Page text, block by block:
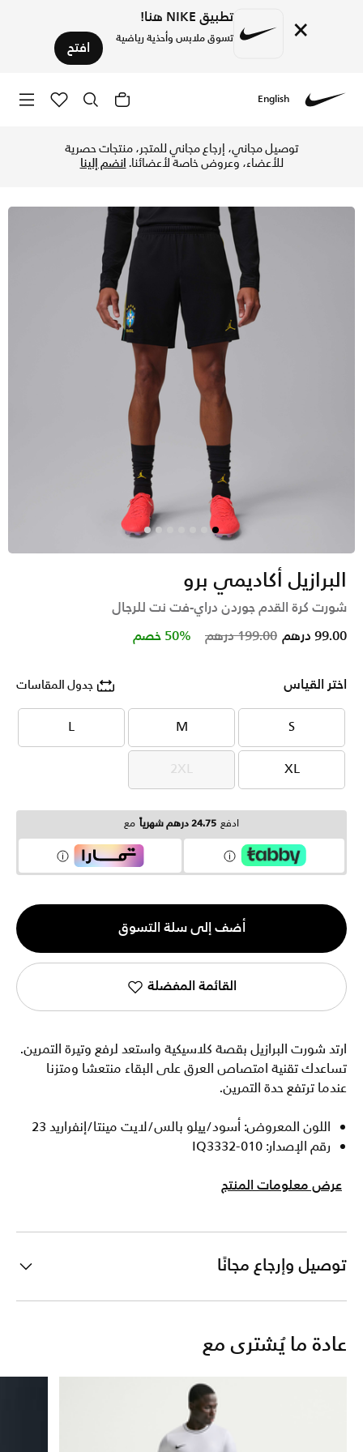
× تطبيق NIKE هنا!
تسوق ملابس وأحذية رياضية افتح
English
توصيل مجاني، إرجاع مجاني للمتجر، منتجات حصرية
للأعضاء، وعروض خاصة لأعضائنا.انضم إلينا
البرازيل أكاديمي برو
شورت كرة القدم جوردن دراي-فت نت للرجال
Price reduced from
199.00 درهم to 99.00 درهم 50% خصم
اختر القياس جدول المقاسات
S
S
M
M
L
L
XL
XL
2XL
2XL
ادفع 24.75 درهم شهرياً مع
الكمية
1
أضف إلى سلة التسوق
القائمة المفضلة
ارتد شورت البرازيل بقصة كلاسيكية واستعد لرفع وتيرة التمرين.
تساعدك تقنية امتصاص العرق على البقاء منتعشا ومتزنا
عندما ترتفع حدة التمرين.
اللون المعروض: أسود/ييلو بالس/لايت مينتا/إنفراريد 23
رقم الإصدار: IQ3332-010
عرض معلومات المنتج
توصيل وإرجاع مجانًا
عادة ما يُشترى مع